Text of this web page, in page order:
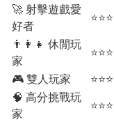
🚀 射擊遊戲愛
好者
👨‍👩‍👧 休閒玩
家
🎮 雙人玩家
🧠 高分挑戰玩
家